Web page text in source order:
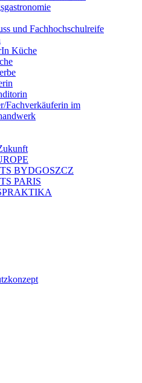
und Fachhochschulreife
Küche
Fachverkäuferin im
BYDGOSZCZ
PARIS